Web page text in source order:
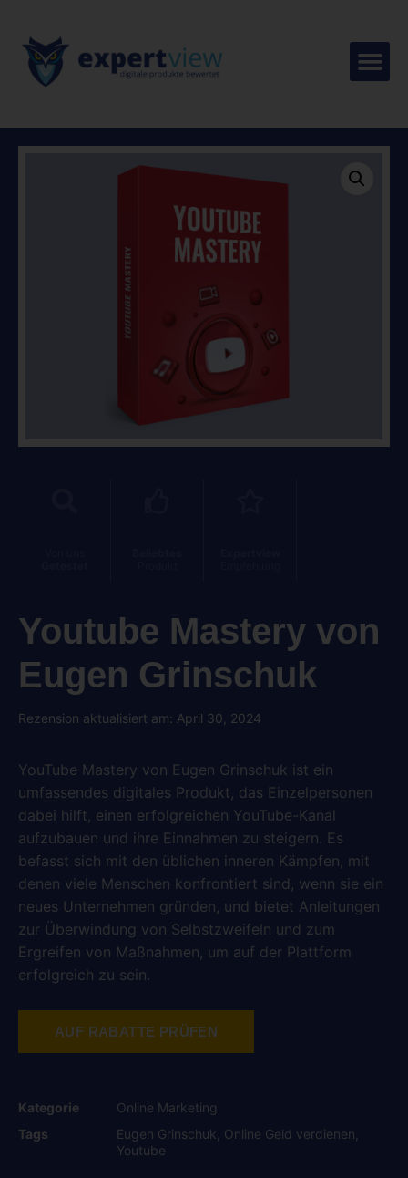
Youtube Mastery von
Eugen Grinschuk
Rezension aktualisiert am: April 30, 2024
YouTube Mastery von Eugen Grinschuk ist ein
umfassendes digitales Produkt, das Einzelpersonen
dabei hilft, einen erfolgreichen YouTube-Kanal
aufzubauen und ihre Einnahmen zu steigern. Es
befasst sich mit den üblichen inneren Kämpfen, mit
denen viele Menschen konfrontiert sind, wenn sie ein
neues Unternehmen gründen, und bietet Anleitungen
zur Überwindung von Selbstzweifeln und zum
Ergreifen von Maßnahmen, um auf der Plattform
erfolgreich zu sein.
AUF RABATTE PRÜFEN
Kategorie
Online Marketing
Tags
Eugen Grinschuk Online Geld verdienen
Youtube